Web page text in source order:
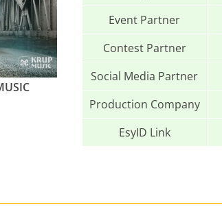
Event Partner
Contest Partner
Social Media Partner
Production Company
EsyID Link